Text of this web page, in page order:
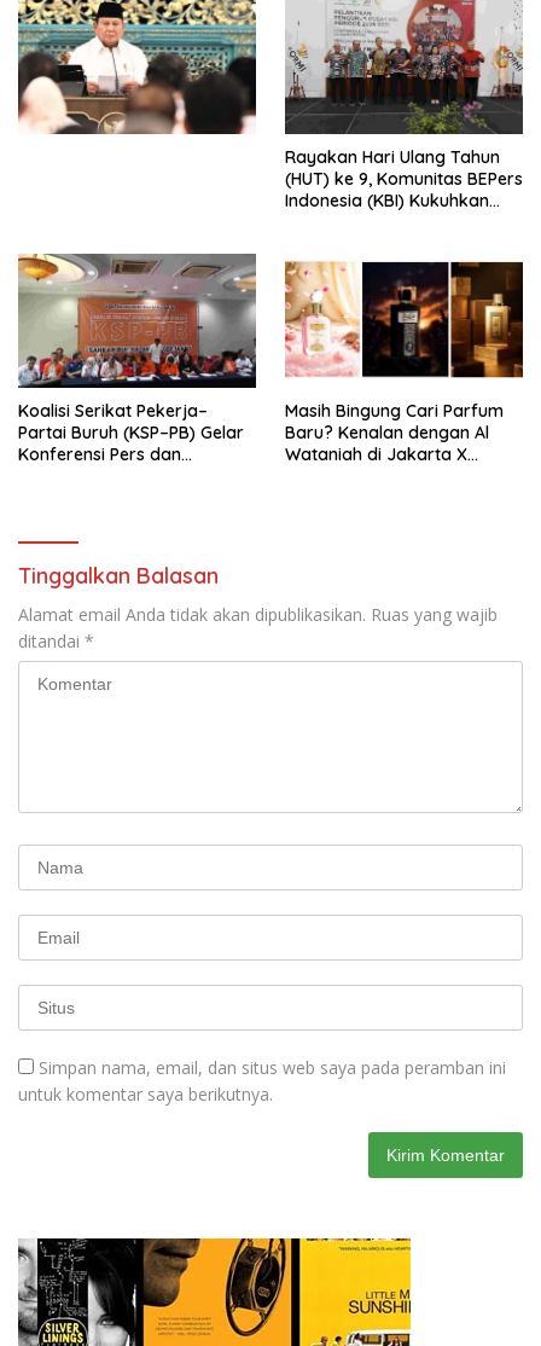
Penjajahan (Pergolakan
Ekonomi Politik Indonesia) &
Simposium Nasional “Urgensi
Undang-Undang
Perekonomian Nasional dan
Kesejahteraan Sosial dalam
Rayakan Hari Ulang Tahun
(HUT) ke 9, Komunitas BEPers
Indonesia (KBI) Kukuhkan
Tema: “Penguatan dan
Pengembangan Organisasi
KBI yang Berbasis Riset di
seluruh Indonesia dan
Mancanegara”.
Koalisi Serikat Pekerja–
Partai Buruh (KSP–PB) Gelar
Konferensi Pers dan
RUU Ketenagakerjaan Baru.
Masih Bingung Cari Parfum
Baru? Kenalan dengan Al
Wataniah di Jakarta X
Tinggalkan Balasan
Alamat email Anda tidak akan dipublikasikan. Ruas yang wajib
ditandai *
Simpan nama, email, dan situs web saya pada peramban ini
untuk komentar saya berikutnya.